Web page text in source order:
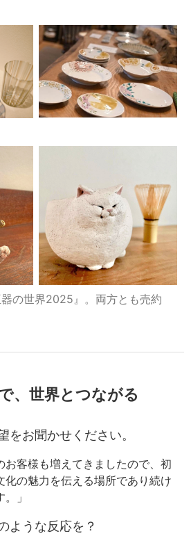
の世界2025』。両方とも売約
、世界とつながる
をお聞かせください。
お客様も増えてきましたので、初
化の魅力を伝える場所であり続け
」
ような反応を？